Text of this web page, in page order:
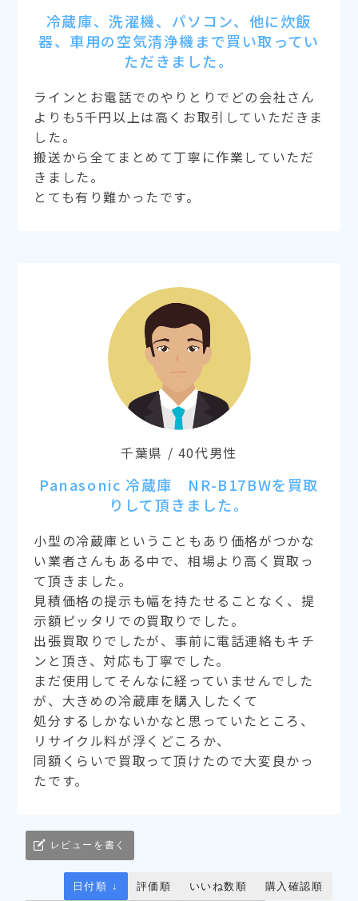
冷蔵庫、洗濯機、パソコン、他に炊飯
器、車用の空気清浄機まで買い取ってい
ただきました。
ラインとお電話でのやりとりでどの会社さん
よりも5千円以上は高くお取引していただきま
した。
搬送から全てまとめて丁寧に作業していただ
きました。
とても有り難かったです。
千葉県 / 40代男性
Panasonic 冷蔵庫 NR-B17BWを買取
りして頂きました。
小型の冷蔵庫ということもあり価格がつかな
い業者さんもある中で、相場より高く買取っ
て頂きました。
見積価格の提示も幅を持たせることなく、提
示額ピッタリでの買取りでした。
出張買取りでしたが、事前に電話連絡もキチ
ンと頂き、対応も丁寧でした。
まだ使用してそんなに経っていませんでした
が、大きめの冷蔵庫を購入したくて
処分するしかないかなと思っていたところ、
リサイクル料が浮くどころか、
同額くらいで買取って頂けたので大変良かっ
たです。
レビューを書く
日付順 ↓ 評価順 いいね数順 購入確認順